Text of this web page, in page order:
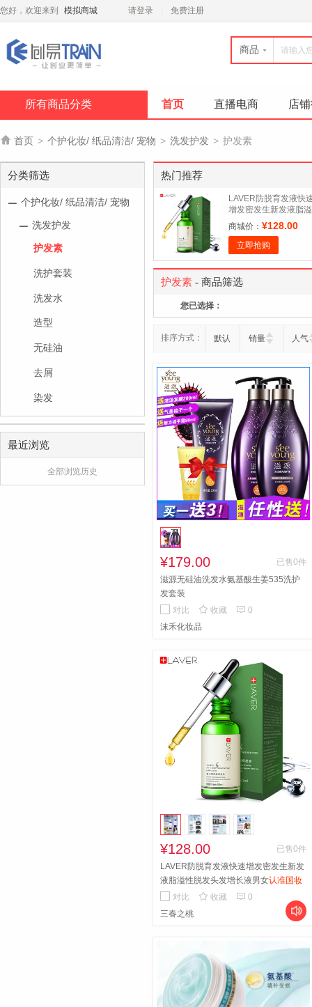
您好，欢迎来到 模拟商城 请登录 免费注册
商品
所有商品分类 首页 直播电商 店
 首页 > 个护化妆/ 纸品清洁/ 宠物 > 洗发护发 > 护发素
分类筛选
个护化妆/ 纸品清洁/ 宠物
洗发护发
护发素
洗护套装
洗发水
造型
无硅油
去屑
染发
最近浏览
全部浏览历史
热门推荐
LAVER防脱育发液快
增发密发生新发液脂溢
性脱发头发增长液男女
商城价： ¥128.00
立即抢购
护发素 - 商品筛选
您已选择：
排序方式： 默认 销量 人气
¥179.00
已售0件
滋源无硅油洗发水氨基酸生姜535洗护
发套装
对比
 收藏  0
沫禾化妆品
¥128.00
已售0件
LAVER防脱育发液快速增发密发生新发
液脂溢性脱发头发增长液男女认准国妆
特字 告别脱发轻松密发买3送1
对比  收藏  0
三春之桃
